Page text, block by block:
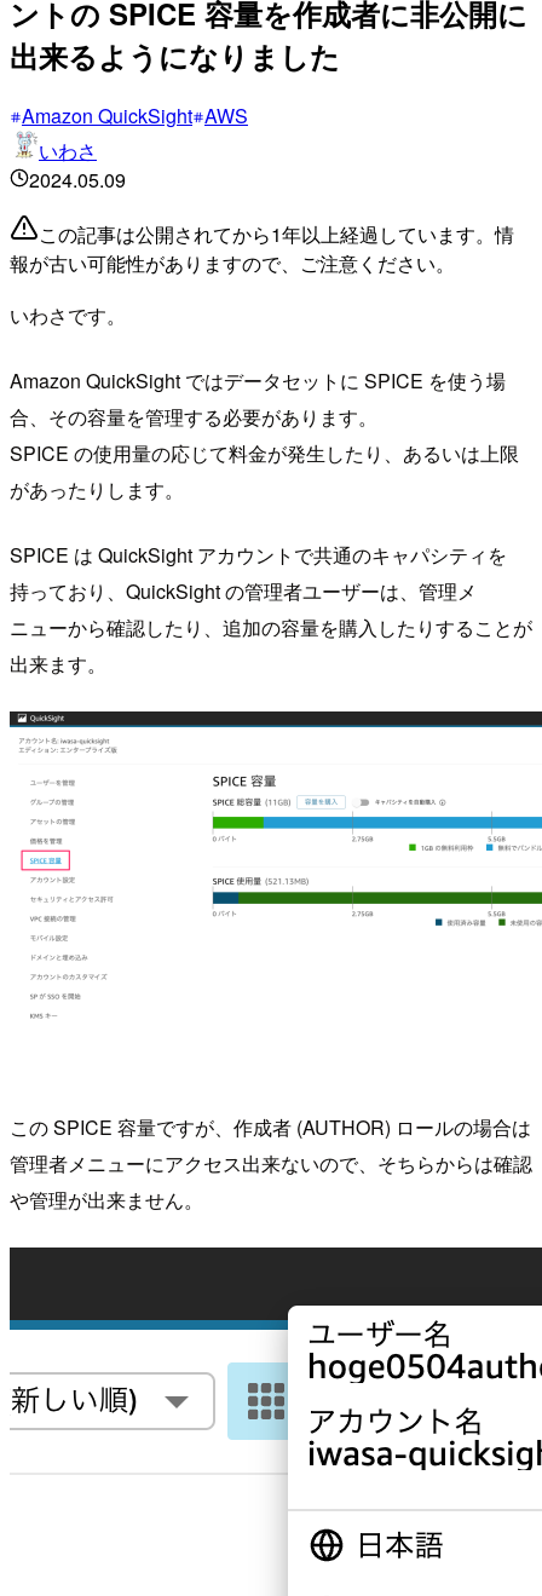
ントの SPICE 容量を作成者に非公開に
出来るようになりました
Amazon QuickSight AWS
いわさ
2024.05.09
この記事は公開されてから1年以上経過しています。情
報が古い可能性がありますので、ご注意ください。
いわさです。
Amazon QuickSight ではデータセットに SPICE を使う場
合、その容量を管理する必要があります。
SPICE の使用量の応じて料金が発生したり、あるいは上限
があったりします。
SPICE は QuickSight アカウントで共通のキャパシティを
持っており、QuickSight の管理者ユーザーは、管理メ
ニューから確認したり、追加の容量を購入したりすることが
出来ます。
この SPICE 容量ですが、作成者 (AUTHOR) ロールの場合は
管理者メニューにアクセス出来ないので、そちらからは確認
や管理が出来ません。